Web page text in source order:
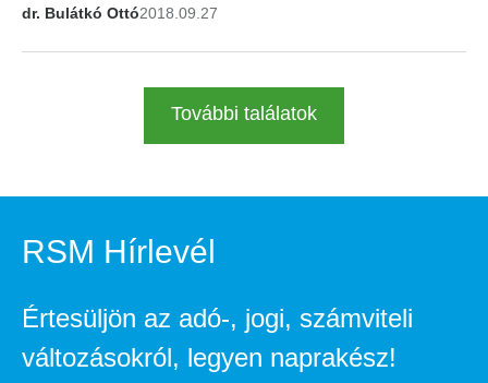
dr. Bulátkó Ottó2018.09.27
További találatok
RSM Hírlevél
Értesüljön az adó-, jogi, számviteli
változásokról, legyen naprakész!